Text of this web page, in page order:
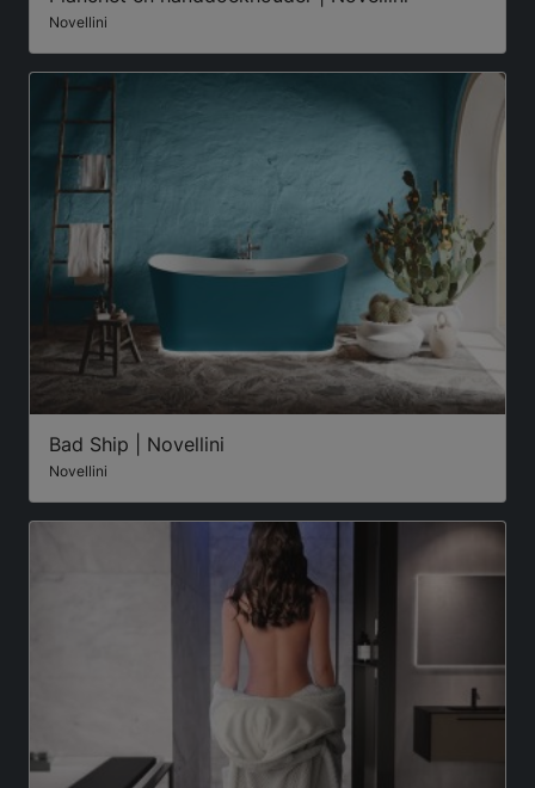
Novellini
Bad Ship | Novellini
Novellini